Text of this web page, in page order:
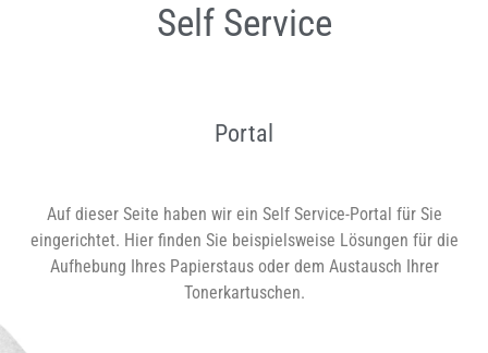
Self Service
Portal
Auf dieser Seite haben wir ein Self Service-Portal für Sie
eingerichtet. Hier finden Sie beispielsweise Lösungen für die
Aufhebung Ihres Papierstaus oder dem Austausch Ihrer
Tonerkartuschen.